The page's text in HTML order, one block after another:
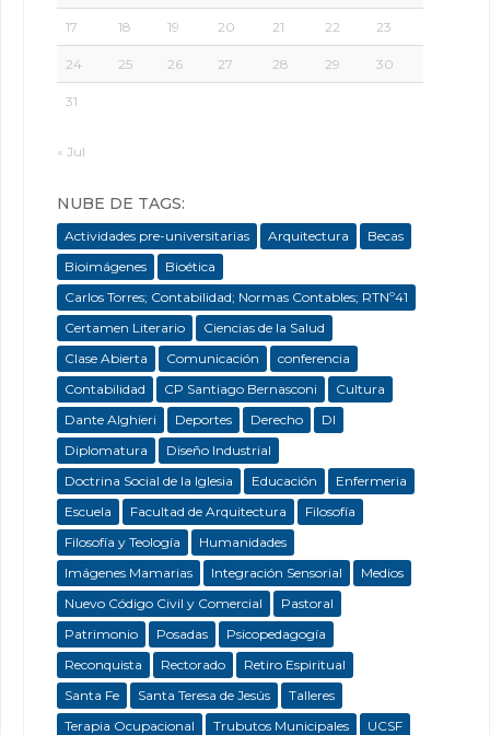
17 18 19 20 21 22 23
24 25 26 27 28 29 30
31
« Jul
NUBE DE TAGS:
Actividades pre-universitarias Arquitectura
Becas
Bioimágenes
Bioética
Carlos Torres; Contabilidad; Normas Contables; RTNº41
Certamen Literario
Ciencias de la Salud
Clase Abierta
Comunicación
conferencia
Contabilidad
CP Santiago Bernasconi
Cultura
Dante Alghieri
Deportes Derecho
DI
Diplomatura
Diseño Industrial
Doctrina Social de la Iglesia
Educación
Enfermeria
Escuela
Facultad de Arquitectura
Filosofía
Filosofía y Teología
Humanidades
Imágenes Mamarias
Integración Sensorial
Medios
Nuevo Código Civil y Comercial
Pastoral
Patrimonio
Posadas
Psicopedagogía
Reconquista
Rectorado
Retiro Espiritual
Santa Fe
Santa Teresa de Jesús
Talleres
Terapia Ocupacional
Trubutos Municipales UCSF